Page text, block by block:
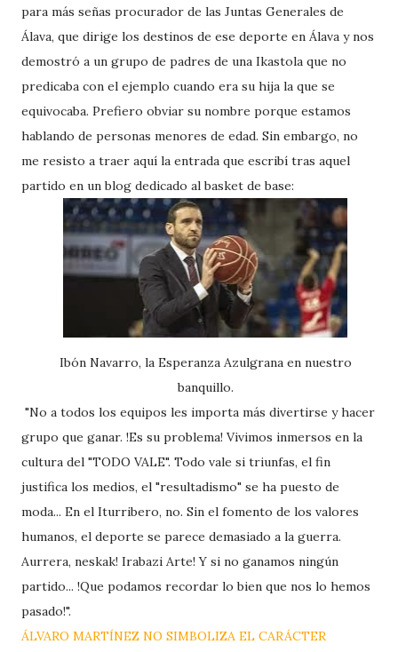
para más señas procurador de las Juntas Generales de
Álava, que dirige los destinos de ese deporte en Álava y nos
demostró a un grupo de padres de una Ikastola que no
predicaba con el ejemplo cuando era su hija la que se
equivocaba. Prefiero obviar su nombre porque estamos
hablando de personas menores de edad. Sin embargo, no
me resisto a traer aquí la entrada que escribí tras aquel
partido en un blog dedicado al basket de base:
Ibón Navarro, la Esperanza Azulgrana en nuestro
banquillo.
"No a todos los equipos les importa más divertirse y hacer
grupo que ganar. !Es su problema! Vivimos inmersos en la
cultura del "TODO VALE". Todo vale si triunfas, el fin
justifica los medios, el "resultadismo" se ha puesto de
moda... En el Iturribero, no. Sin el fomento de los valores
humanos, el deporte se parece demasiado a la guerra.
Aurrera, neskak! Irabazi Arte! Y si no ganamos ningún
partido... !Que podamos recordar lo bien que nos lo hemos
pasado!".
ÁLVARO MARTÍNEZ NO SIMBOLIZA EL CARÁCTER